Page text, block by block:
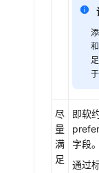
尽
量
满
足
即软
字段。
通过